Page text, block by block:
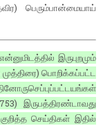
பெரும்பான்மையாய்
இருபுறமும்
பொறிக்கப்பட்ட
இருபத்திரண்டாவது
செய்திகள் இதில்